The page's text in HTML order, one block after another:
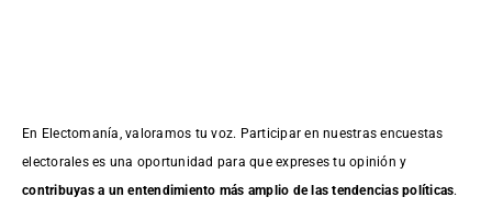
En Electomanía, valoramos tu voz. Participar en nuestras encuestas
electorales es una oportunidad para que expreses tu opinión y
contribuyas a un entendimiento más amplio de las tendencias políticas.